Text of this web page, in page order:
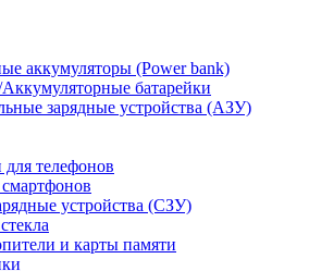
аккумуляторы (Power bank)
батарейки
зарядные устройства (АЗУ)
телефонов
устройства (СЗУ)
и карты памяти